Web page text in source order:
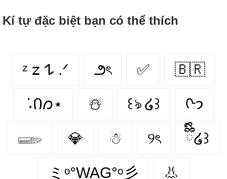
Kí tự đặc biệt bạn có thể thích
ᶻ 𝗓 𐰁 .ᐟ ౨ৎ ✅ 🇧🇷
݁ ˖Ი𐑼⋆ ☃️ ꒰ঌ ໒꒱ ᢉ𐭩
𓆃 💎 ☃ ୨ৎ ྀིྀི໒꒱
ミᵒ°WAG°ᵒ彡 👃